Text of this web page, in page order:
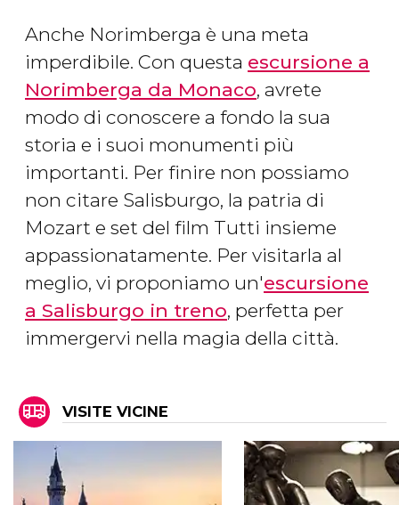
Anche Norimberga è una meta
imperdibile. Con questa escursione a
Norimberga da Monaco, avrete
modo di conoscere a fondo la sua
storia e i suoi monumenti più
importanti. Per finire non possiamo
non citare Salisburgo, la patria di
Mozart e set del film Tutti insieme
appassionatamente. Per visitarla al
meglio, vi proponiamo un'escursione
a Salisburgo in treno, perfetta per
immergervi nella magia della città.
VISITE VICINE